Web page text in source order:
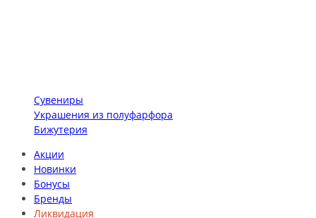
Сувениры
Украшения из полуфарфора
Бижутерия
Акции
Новинки
Бонусы
Бренды
Ликвидация